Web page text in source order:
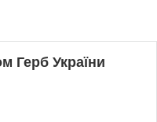
Герб України